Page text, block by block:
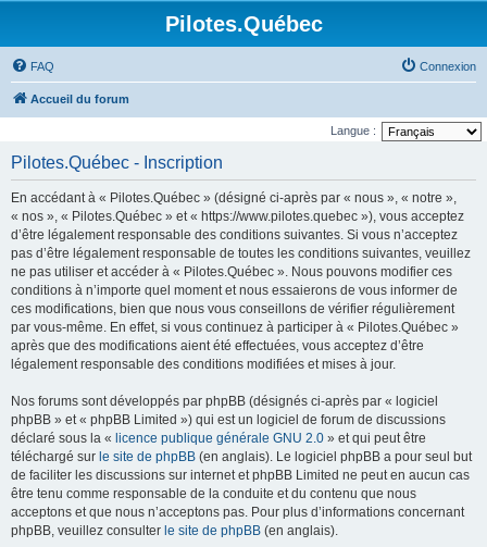
Pilotes.Québec
FAQ Connexion
Accueil du forum
Langue :
Pilotes.Québec - Inscription
En accédant à « Pilotes.Québec » (désigné ci-après par « nous », « notre »,
« nos », « Pilotes.Québec » et « https://www.pilotes.quebec »), vous acceptez
d’être légalement responsable des conditions suivantes. Si vous n’acceptez
pas d’être légalement responsable de toutes les conditions suivantes, veuillez
ne pas utiliser et accéder à « Pilotes.Québec ». Nous pouvons modifier ces
conditions à n’importe quel moment et nous essaierons de vous informer de
ces modifications, bien que nous vous conseillons de vérifier régulièrement
par vous-même. En effet, si vous continuez à participer à « Pilotes.Québec »
après que des modifications aient été effectuées, vous acceptez d’être
légalement responsable des conditions modifiées et mises à jour.
Nos forums sont développés par phpBB (désignés ci-après par « logiciel
phpBB » et « phpBB Limited ») qui est un logiciel de forum de discussions
déclaré sous la « licence publique générale GNU 2.0 » et qui peut être
téléchargé sur le site de phpBB (en anglais). Le logiciel phpBB a pour seul but
de faciliter les discussions sur internet et phpBB Limited ne peut en aucun cas
être tenu comme responsable de la conduite et du contenu que nous
acceptons et que nous n’acceptons pas. Pour plus d’informations concernant
phpBB, veuillez consulter le site de phpBB (en anglais).